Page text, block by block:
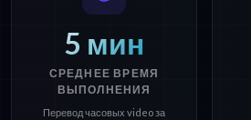
5 мин
СРЕДНЕЕ ВРЕМЯ
ВЫПОЛНЕНИЯ
Перевод часовых video за